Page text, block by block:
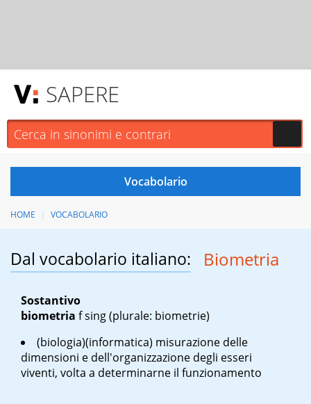
SAPERE
HOME VOCABOLARIO
Dal vocabolario italiano: Biometria
Sostantivo
biometria fsing(plurale: biometrie)
(biologia)(informatica) misurazione delle
dimensioni e dell'organizzazione degli esseri
viventi, volta a determinarne il funzionamento